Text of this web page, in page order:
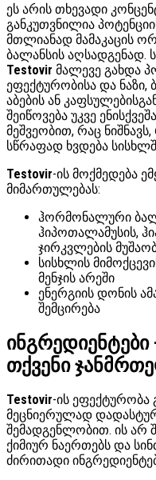
ეს არის თხევადი
განკუთვნილია
მთლიანად მამაკაცის
ბალანსის
Testovir მალევე გახდა
ეფექტურობისა და ნაზი,
აბების ან
შეიწოვება უკვე
მეშვეობით, რაც
სწრაფად ხვდება
Testovir-ის მოქმედება
მიმართულებას:
ჰორმონალური
ჰიპოთალამუსის,
ჯირკვლების
სისხლის
მენჯის არეში
ენერგიის დონის
შემცირება
ინგრედიენტები
თქვენი
Testovir-ის ეფექტურობა
მეცნიერულად
შემადგენლობით. ის არ
ქიმიურ ნაერთებს და
ძირითადი